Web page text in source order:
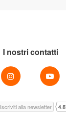
I nostri contatti